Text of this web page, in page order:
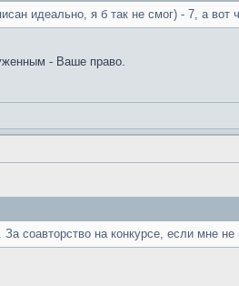
идеально, я б так не смог) - 7, а
- Ваше право.
соавторство на конкурсе, если мне